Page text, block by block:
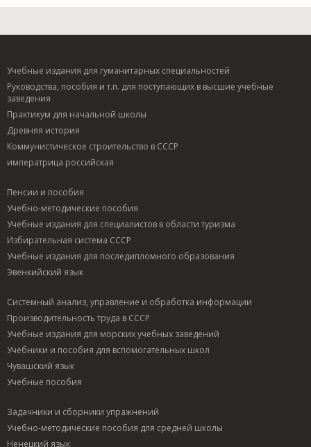
Учебные издания для гуманитарных специальностей
Руководства, пособия и т.п. для поступающих в высшие учебные
заведения
Практикум для начальной школы
Древняя история
Коммунистическое строительство в СССР
императрица российская
Пенсии и пособия
Учебно-методические пособия
Учебные издания для специалистов в области туризма
Избирательная система СССР
Учебные издания для последипломного образования
Эвенкийский язык
Системный анализ, управление и обработка информации
Производительность труда в СССР
Учебные издания для морских учебных заведений
Учебники и пособия для вспомогательных школ
Чувашский язык
Учебные пособия
Задачники и сборники упражнений
Учебно-методические пособия для средней школы
Ненецкий язык